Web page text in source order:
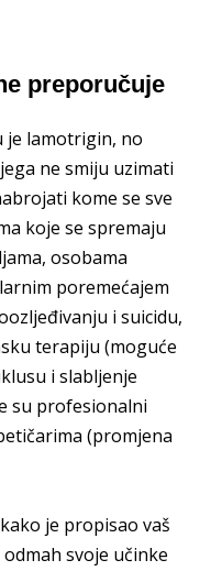
preporučuje
je lamotrigin, no
ne smiju uzimati
kome se sve
koje se spremaju
osobama
poremećajem
i suicidu,
terapiju (moguće
i slabljenje
su profesionalni
(promjena
je propisao vaš
svoje učinke